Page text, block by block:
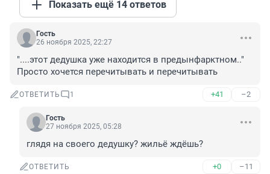
Показать ещё 14 ответов
Гость
26 ноября 2025, 22:27
"....этот дедушка уже находится в предынфарктном.."
Просто хочется перечитывать и перечитывать
ОТВЕТИТЬ 1 +41 –2
Гость
27 ноября 2025, 05:28
глядя на своего дедушку? жильё ждёшь?
ОТВЕТИТЬ +0 –11